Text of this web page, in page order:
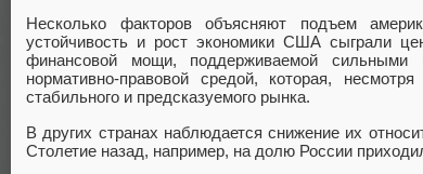
Несколько факторов объясняют подъем
устойчивость и рост экономики США сыграли
финансовой мощи, поддерживаемой сильными
нормативно-правовой средой, которая,
стабильного и предсказуемого рынка.
В других странах наблюдается снижение их
Столетие назад, например, на долю России